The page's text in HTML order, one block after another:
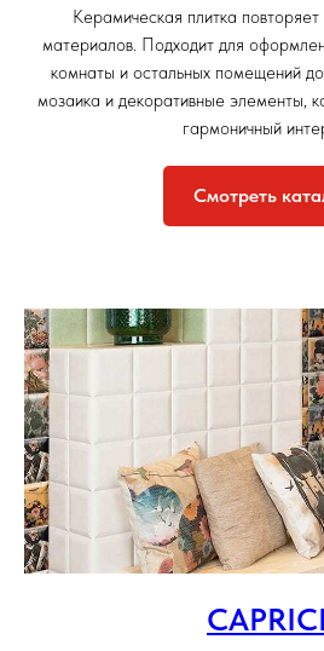
Керамическая плитка
материалов. Подходит для
комнаты и остальных помещений
мозаика и декоративные элементы,
гармоничный
Смотреть